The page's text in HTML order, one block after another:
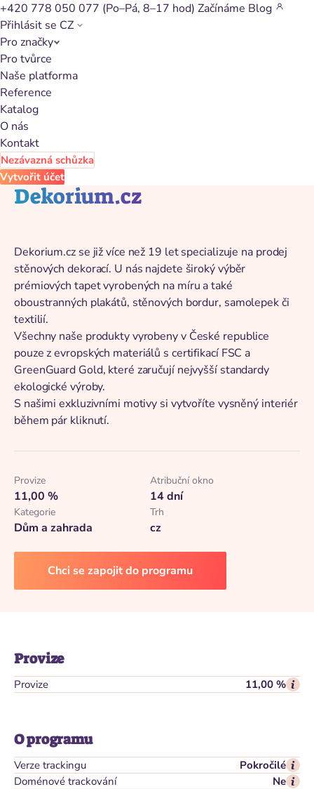
+420 778 050 077 (Po–Pá, 8–17 hod) Začínáme Blog
Přihlásit se CZ
Pro značky
Pro tvůrce
Naše platforma
Reference
Katalog
O nás
Kontakt
Nezávazná schůzka
Vytvořit účet
Zpět na katalog
Dekorium.cz
Dekorium.cz se již více než 19 let specializuje na prodej
stěnových dekorací. U nás najdete široký výběr
prémiových tapet vyrobených na míru a také
oboustranných plakátů, stěnových bordur, samolepek či
textilií.
Všechny naše produkty vyrobeny v České republice
pouze z evropských materiálů s certifikací FSC a
GreenGuard Gold, které zaručují nejvyšší standardy
ekologické výroby.
S našimi exkluzivními motivy si vytvoříte vysněný interiér
během pár kliknutí.
Provize
11,00 %
Atribuční okno
14 dní
Kategorie
Dům a zahrada
Trh
cz
Chci se zapojit do programu
Provize
Provize 11,00 %
O programu
Verze trackingu
Pokročilé
Doménové trackování
Ne